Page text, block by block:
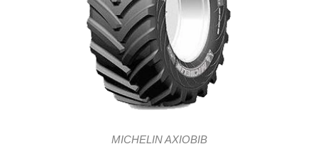
MICHELIN AXIOBIB